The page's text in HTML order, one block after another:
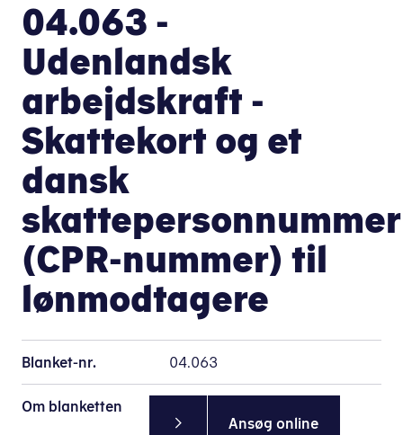
04.063 -
Udenlandsk
arbejdskraft -
Skattekort og et
dansk
skattepersonnummer
(CPR-nummer) til
lønmodtagere
Blanket-nr. 04.063
Om blanketten
Ansøg online